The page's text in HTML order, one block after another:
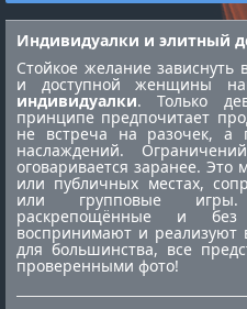
Индивидуалки и элитный
Стойкое желание
и доступной женщины
индивидуалки. Только
принципе предпочитает
не встреча на разочек, а
наслаждений.
оговаривается заранее.
или публичных местах,
или групповые
раскрепощённые и
воспринимают и
для большинства, все
проверенными фото!